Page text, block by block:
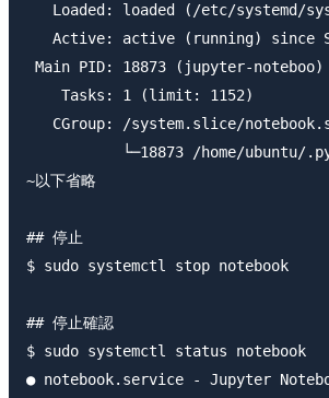
Loaded: loaded (/etc/systemd/
Active: active (running) since
Main PID: 18873 (jupyter-noteboo)
    Tasks: 1 (limit: 1152)
CGroup: /system.slice/
└─18873 /home/ubuntu/
~以下省略
## 停止
$ sudo systemctl stop notebook
## 停止確認
$ sudo systemctl status notebook
● notebook.service - Jupyter